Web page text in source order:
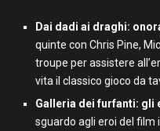
Dai dadi ai draghi:
quinte con Chris Pine,
troupe per assistere
vita il classico gioco da
Galleria dei furfanti: gli
sguardo agli eroi del film